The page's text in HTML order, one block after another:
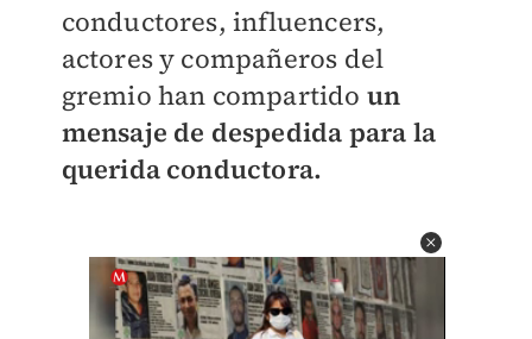
conductores, influencers,
actores y compañeros del
gremio han compartido un
mensaje de despedida para la
querida conductora.